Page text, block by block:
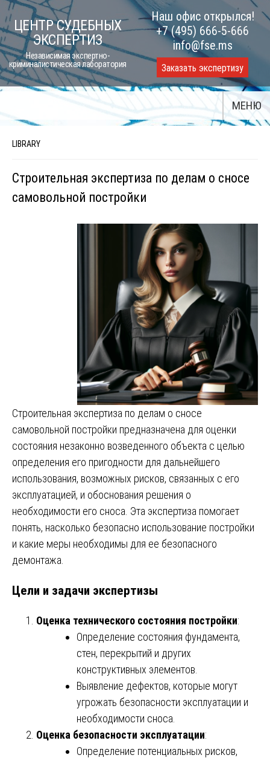
Skip
to
content
ЦЕНТР СУДЕБНЫХ
ЭКСПЕРТИЗ
Независимая экспертно-
криминалистическая лаборатория
Наш офис открылся!
+7 (495) 666-5-666
info@fse.ms
Заказать экспертизу
МЕНЮ
LIBRARY
Строительная экспертиза по делам о сносе
самовольной постройки
Строительная экспертиза по делам о сносе
самовольной постройки предназначена для оценки
состояния незаконно возведенного объекта с целью
определения его пригодности для дальнейшего
использования, возможных рисков, связанных с его
эксплуатацией, и обоснования решения о
необходимости его сноса. Эта экспертиза помогает
понять, насколько безопасно использование постройки
и какие меры необходимы для ее безопасного
демонтажа.
Цели и задачи экспертизы
Оценка технического состояния постройки:
Определение состояния фундамента,
стен, перекрытий и других
конструктивных элементов.
Выявление дефектов, которые могут
угрожать безопасности эксплуатации и
необходимости сноса.
Оценка безопасности эксплуатации:
Определение потенциальных рисков,